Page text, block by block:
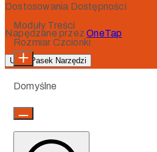
Dostosowania Dostępności
Napędzane przezOneTap
Ukryj Pasek Narzędzi
Moduły Treści
Rozmiar Czcionki
Domyślne